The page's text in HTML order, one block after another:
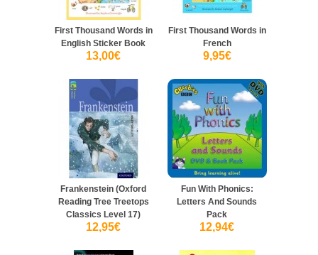
First Thousand Words in
English Sticker Book
13,00€
First Thousand Words in
French
9,95€
Frankenstein (Oxford
Reading Tree Treetops
Classics Level 17)
12,95€
Fun With Phonics:
Letters And Sounds
Pack
12,94€